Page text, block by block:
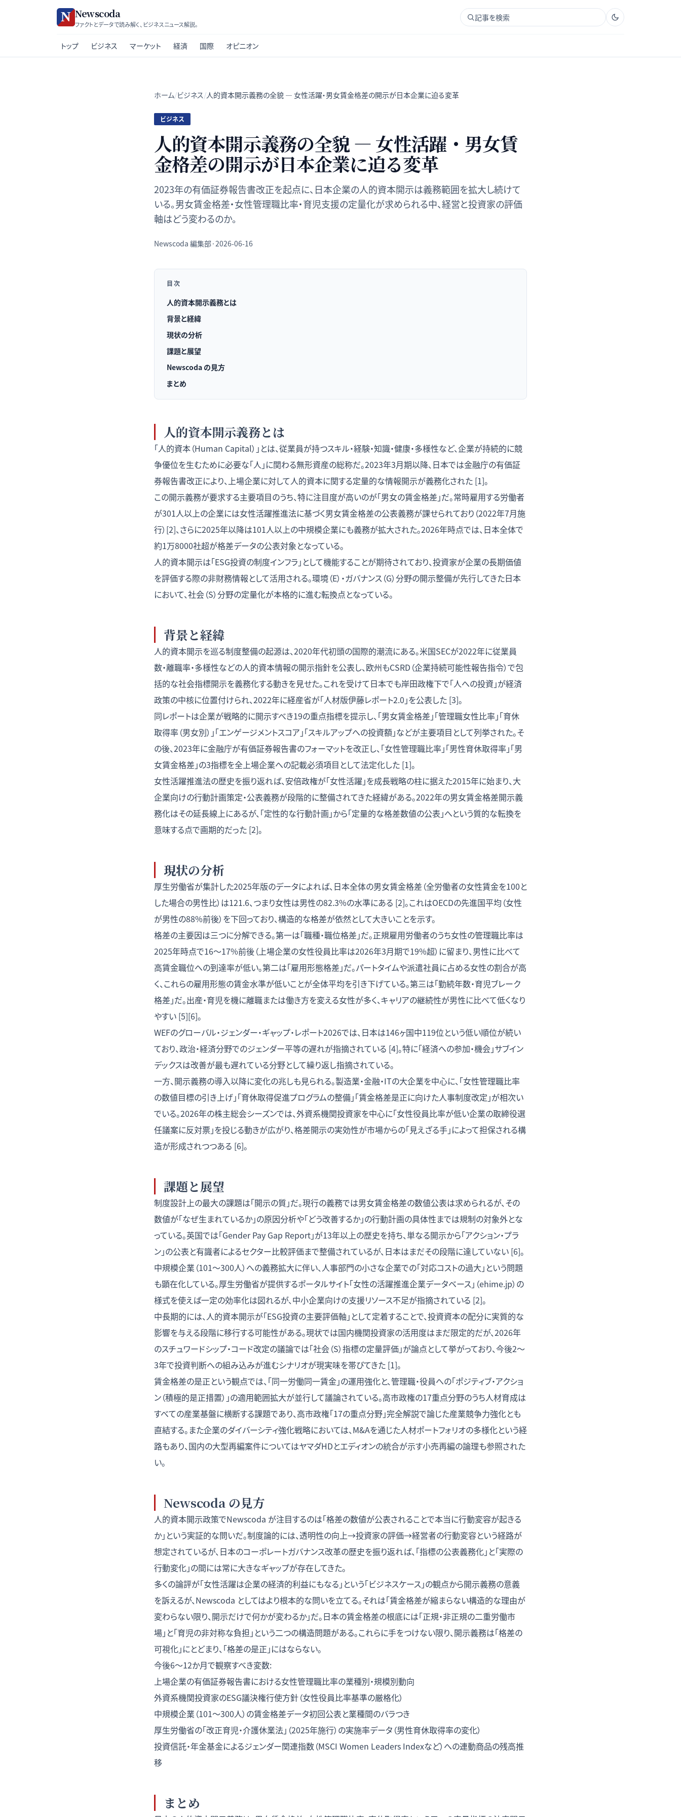
Newscoda
ファクトとデータで読み解く、ビジネスニュース解説。
記事を検索
トップ ビジネス マーケット 経済 国際 オピニオン
ホーム/ビジネス/人的資本開示義務の全貌 — 女性活躍・男女賃金格差の開示が日本企業に迫る変革
ビジネス
人的資本開示義務の全貌 — 女性活躍・男女賃
金格差の開示が日本企業に迫る変革
2023年の有価証券報告書改正を起点に、日本企業の人的資本開示は義務範囲を拡大し続けて
いる。男女賃金格差・女性管理職比率・育児支援の定量化が求められる中、経営と投資家の評価
軸はどう変わるのか。
Newscoda 編集部·2026-06-16
目次
人的資本開示義務とは
背景と経緯
現状の分析
課題と展望
Newscoda の見方
まとめ
人的資本開示義務とは
「人的資本（Human Capital）」とは、従業員が持つスキル・経験・知識・健康・多様性など、企業が持続的に競
争優位を生むために必要な「人」に関わる無形資産の総称だ。2023年3月期以降、日本では金融庁の有価証
券報告書改正により、上場企業に対して人的資本に関する定量的な情報開示が義務化された [1]。
この開示義務が要求する主要項目のうち、特に注目度が高いのが「男女の賃金格差」だ。常時雇用する労働者
が301人以上の企業には女性活躍推進法に基づく男女賃金格差の公表義務が課せられており（2022年7月施
行）[2]、さらに2025年以降は101人以上の中規模企業にも義務が拡大された。2026年時点では、日本全体で
約1万8000社超が格差データの公表対象となっている。
人的資本開示は「ESG投資の制度インフラ」として機能することが期待されており、投資家が企業の長期価値
を評価する際の非財務情報として活用される。環境（E）・ガバナンス（G）分野の開示整備が先行してきた日本
において、社会（S）分野の定量化が本格的に進む転換点となっている。
背景と経緯
人的資本開示を巡る制度整備の起源は、2020年代初頭の国際的潮流にある。米国SECが2022年に従業員
数・離職率・多様性などの人的資本情報の開示指針を公表し、欧州もCSRD（企業持続可能性報告指令）で包
括的な社会指標開示を義務化する動きを見せた。これを受けて日本でも岸田政権下で「人への投資」が経済
政策の中核に位置付けられ、2022年に経産省が「人材版伊藤レポート2.0」を公表した [3]。
同レポートは企業が戦略的に開示すべき19の重点指標を提示し、「男女賃金格差」「管理職女性比率」「育休
取得率（男女別）」「エンゲージメントスコア」「スキルアップへの投資額」などが主要項目として列挙された。そ
の後、2023年に金融庁が有価証券報告書のフォーマットを改正し、「女性管理職比率」「男性育休取得率」「男
女賃金格差」の3指標を全上場企業への記載必須項目として法定化した [1]。
女性活躍推進法の歴史を振り返れば、安倍政権が「女性活躍」を成長戦略の柱に据えた2015年に始まり、大
企業向けの行動計画策定・公表義務が段階的に整備されてきた経緯がある。2022年の男女賃金格差開示義
務化はその延長線上にあるが、「定性的な行動計画」から「定量的な格差数値の公表」へという質的な転換を
意味する点で画期的だった [2]。
現状の分析
厚生労働省が集計した2025年版のデータによれば、日本全体の男女賃金格差（全労働者の女性賃金を100と
した場合の男性比）は121.6、つまり女性は男性の82.3%の水準にある [2]。これはOECDの先進国平均（女性
が男性の88%前後）を下回っており、構造的な格差が依然として大きいことを示す。
格差の主要因は三つに分解できる。第一は「職種・職位格差」だ。正規雇用労働者のうち女性の管理職比率は
2025年時点で16〜17%前後（上場企業の女性役員比率は2026年3月期で19%超）に留まり、男性に比べて
高賃金職位への到達率が低い。第二は「雇用形態格差」だ。パートタイムや派遣社員に占める女性の割合が高
く、これらの雇用形態の賃金水準が低いことが全体平均を引き下げている。第三は「勤続年数・育児ブレーク
格差」だ。出産・育児を機に離職または働き方を変える女性が多く、キャリアの継続性が男性に比べて低くなり
やすい [5][6]。
WEFのグローバル・ジェンダー・ギャップ・レポート2026では、日本は146ヶ国中119位という低い順位が続い
ており、政治・経済分野でのジェンダー平等の遅れが指摘されている [4]。特に「経済への参加・機会」サブイン
デックスは改善が最も遅れている分野として繰り返し指摘されている。
一方、開示義務の導入以降に変化の兆しも見られる。製造業・金融・ITの大企業を中心に、「女性管理職比率
の数値目標の引き上げ」「育休取得促進プログラムの整備」「賃金格差是正に向けた人事制度改定」が相次い
でいる。2026年の株主総会シーズンでは、外資系機関投資家を中心に「女性役員比率が低い企業の取締役選
任議案に反対票」を投じる動きが広がり、格差開示の実効性が市場からの「見えざる手」によって担保される構
造が形成されつつある [6]。
課題と展望
制度設計上の最大の課題は「開示の質」だ。現行の義務では男女賃金格差の数値公表は求められるが、その
数値が「なぜ生まれているか」の原因分析や「どう改善するか」の行動計画の具体性までは規制の対象外とな
っている。英国では「Gender Pay Gap Report」が13年以上の歴史を持ち、単なる開示から「アクション・プラ
ン」の公表と有識者によるセクター比較評価まで整備されているが、日本はまだその段階に達していない [6]。
中規模企業（101〜300人）への義務拡大に伴い、人事部門の小さな企業での「対応コストの過大」という問題
も顕在化している。厚生労働省が提供するポータルサイト「女性の活躍推進企業データベース」（ehime.jp）の
様式を使えば一定の効率化は図れるが、中小企業向けの支援リソース不足が指摘されている [2]。
中長期的には、人的資本開示が「ESG投資の主要評価軸」として定着することで、投資資本の配分に実質的な
影響を与える段階に移行する可能性がある。現状では国内機関投資家の活用度はまだ限定的だが、2026年
のスチュワードシップ・コード改定の議論では「社会（S）指標の定量評価」が論点として挙がっており、今後2〜
3年で投資判断への組み込みが進むシナリオが現実味を帯びてきた [1]。
賃金格差の是正という観点では、「同一労働同一賃金」の運用強化と、管理職・役員への「ポジティブ・アクショ
ン（積極的是正措置）」の適用範囲拡大が並行して議論されている。高市政権の17重点分野のうち人材育成は
すべての産業基盤に横断する課題であり、高市政権「17の重点分野」完全解説で論じた産業競争力強化とも
直結する。また企業のダイバーシティ強化戦略においては、M&Aを通じた人材ポートフォリオの多様化という経
路もあり、国内の大型再編案件についてはヤマダHDとエディオンの統合が示す小売再編の論理も参照された
い。
Newscoda の見方
人的資本開示政策でNewscoda が注目するのは「格差の数値が公表されることで本当に行動変容が起きる
か」という実証的な問いだ。制度論的には、透明性の向上→投資家の評価→経営者の行動変容という経路が
想定されているが、日本のコーポレートガバナンス改革の歴史を振り返れば、「指標の公表義務化」と「実際の
行動変化」の間には常に大きなギャップが存在してきた。
多くの論評が「女性活躍は企業の経済的利益にもなる」という「ビジネスケース」の観点から開示義務の意義
を訴えるが、Newscoda としてはより根本的な問いを立てる。それは「賃金格差が縮まらない構造的な理由が
変わらない限り、開示だけで何かが変わるか」だ。日本の賃金格差の根底には「正規・非正規の二重労働市
場」と「育児の非対称な負担」という二つの構造問題がある。これらに手をつけない限り、開示義務は「格差の
可視化」にとどまり、「格差の是正」にはならない。
今後6〜12か月で観察すべき変数:
上場企業の有価証券報告書における女性管理職比率の業種別・規模別動向
外資系機関投資家のESG議決権行使方針（女性役員比率基準の厳格化）
中規模企業（101〜300人）の賃金格差データ初回公表と業種間のバラつき
厚生労働省の「改正育児・介護休業法」（2025年施行）の実施率データ（男性育休取得率の変化）
投資信託・年金基金によるジェンダー関連指数（MSCI Women Leaders Indexなど）への連動商品の残高推
移
まとめ